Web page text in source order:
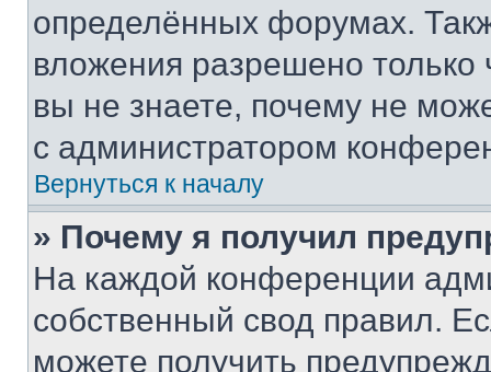
определённых форумах.
вложения разрешено
вы не знаете, почему не
с администратором
Вернуться к началу
» Почему я получил
На каждой конференции
собственный свод правил.
можете получить